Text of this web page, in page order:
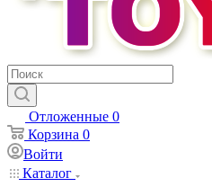
Отложенные 0
Корзина 0
Войти
Каталог